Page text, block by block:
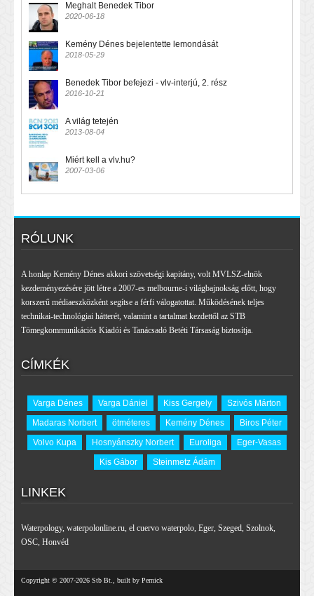
Meghalt Benedek Tibor
2020-06-18
Kemény Dénes bejelentette lemondását
2018-05-29
Benedek Tibor befejezi - vlv-interjú, 2. rész
2016-10-21
A világ tetején
2013-08-04
Miért kell a vlv.hu?
2007-03-06
RÓLUNK
A honlap Kemény Dénes akkori szövetségi kapitány, volt MVLSZ-elnök
kezdeményezésére jött létre a 2007-es melbourne-i világbajnokság előtt, hogy
korszerű médiaeszközként segítse a férfi válogatottat. Működésének teljes
technikai-technológiai hátterét, valamint a tartalmat kezdettől az STB
Tömegkommunikációs Kiadói és Tanácsadó Betéti Társaság biztosítja.
CÍMKÉK
Varga Dénes Varga Dániel Kiss Gergely
Szivós Márton
Madaras Norbert
ötméteres Kemény Dénes
Biros Péter
Volvo Kupa
Hosnyánszky Norbert Euroliga
Eger-Vasas
Kis Gábor
Steinmetz Ádám
LINKEK
Waterpology, waterpolonline.ru, el cuervo waterpolo, Eger, Szeged, Szolnok,
OSC, Honvéd
Copyright © 2007-2026 Stb Bt., built by Pernick